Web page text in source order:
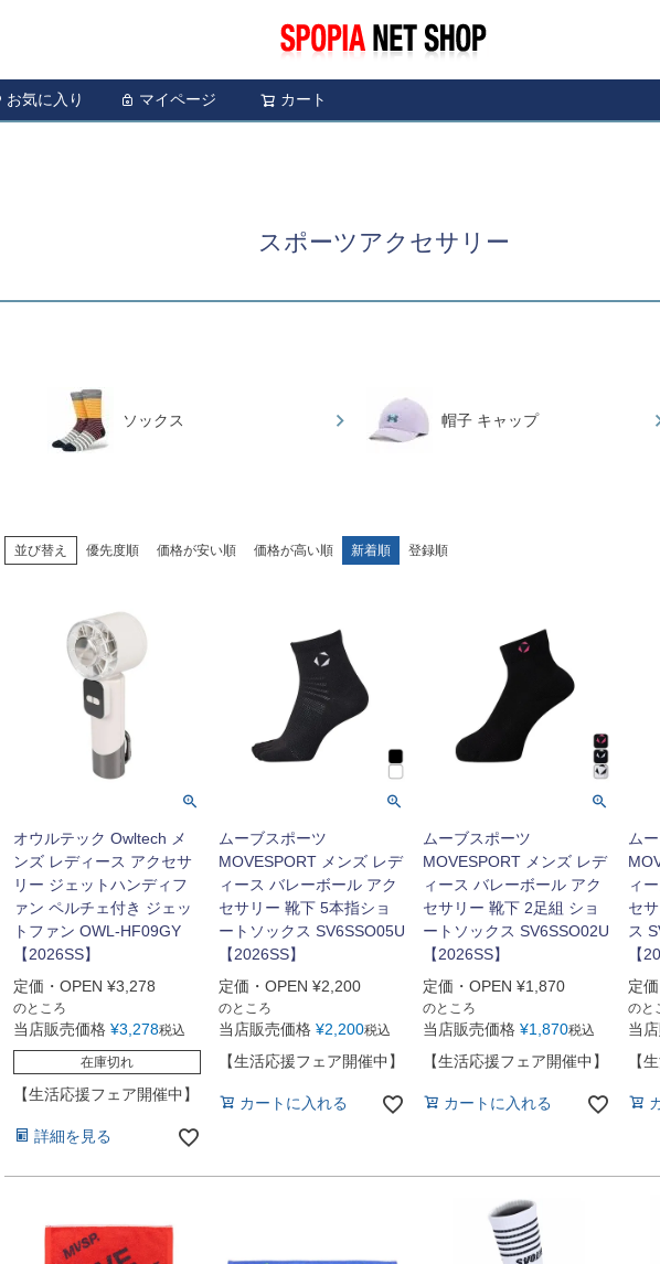
お気に入り マイページ カート
スポーツアクセサリー
ソックス 帽子 キャップ
並び替え 優先度順 価格が安い順 価格が高い順 新着順 登録順
オウルテック Owltech メ
ンズ レディース アクセサ
リー ジェットハンディフ
ァン ペルチェ付き ジェッ
トファン OWL-HF09GY
【2026SS】
定価・OPEN ¥3,278
のところ
当店販売価格 ¥3,278税込
在庫切れ
【生活応援フェア開催中】
詳細を見る
ムーブスポーツ
MOVESPORT メンズ レデ
ィース バレーボール アク
セサリー 靴下 5本指ショ
ートソックス SV6SSO05U
【2026SS】
定価・OPEN ¥2,200
のところ
当店販売価格 ¥2,200税込
【生活応援フェア開催中】
カートに入れる
ムーブスポーツ
MOVESPORT メンズ レデ
ィース バレーボール アク
セサリー 靴下 2足組 ショ
ートソックス SV6SSO02U
【2026SS】
定価・OPEN ¥1,870
のところ
当店販売価格 ¥1,870税込
【生活応援フェア開催中】
カートに入れる
ム
ィ
セ
ス
【
定
のと
当
【